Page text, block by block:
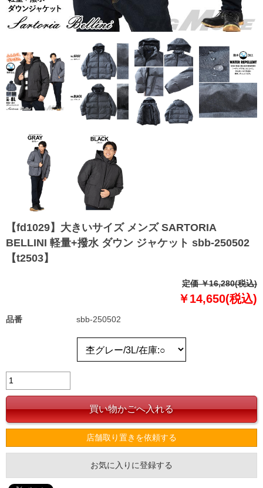
【fd1029】大きいサイズ メンズ SARTORIA
BELLINI 軽量+撥水 ダウン ジャケット sbb-250502
【t2503】
定価 ￥16,280(税込)
￥14,650(税込)
品番 sbb-250502
店舗取り置きを依頼する
お気に入りに登録する